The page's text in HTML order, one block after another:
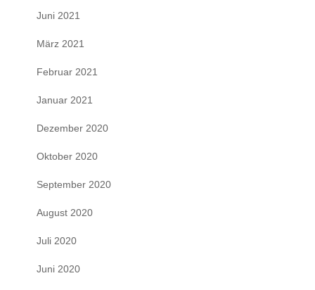
Juni 2021
März 2021
Februar 2021
Januar 2021
Dezember 2020
Oktober 2020
September 2020
August 2020
Juli 2020
Juni 2020